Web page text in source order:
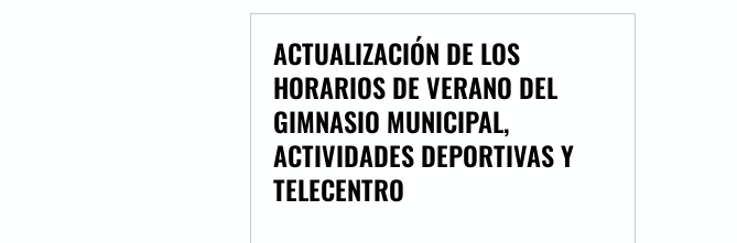
ACTUALIZACIÓN DE LOS
HORARIOS DE VERANO DEL
GIMNASIO MUNICIPAL,
ACTIVIDADES DEPORTIVAS Y
TELECENTRO